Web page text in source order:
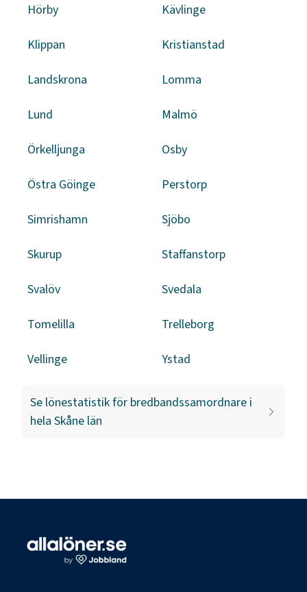
Hörby Kävlinge
Klippan Kristianstad
Landskrona Lomma
Lund Malmö
Örkelljunga Osby
Östra Göinge Perstorp
Simrishamn Sjöbo
Skurup Staffanstorp
Svalöv Svedala
Tomelilla Trelleborg
Vellinge Ystad
Se lönestatistik för bredbandssamordnare i
hela Skåne län